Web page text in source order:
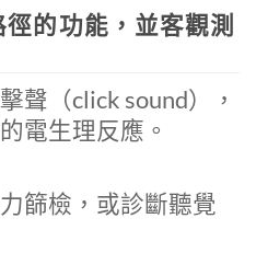
的功能，並客觀測
聲（click sound），
電生理反應。
篩檢，或診斷聽覺